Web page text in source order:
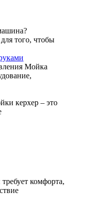
того, чтобы
Мойка
керхер – это
комфорта,